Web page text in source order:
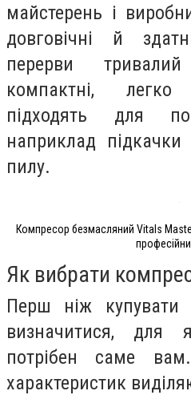
майстерень і
довговічні й
перерви
компактні,
підходять для
наприклад
пилу.
Компресор безмасляний Vitals
Як вибрати
Перш ніж купувати
визначитися, для
потрібен саме
характеристик